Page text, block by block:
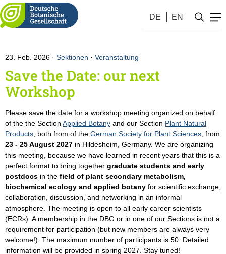
DE EN
Naturstoffe
23. Feb. 2026 Sektionen · Veranstaltung
Save the Date: our next
Workshop
Please save the date for a workshop meeting organized on behalf
of the the Section Applied Botany and our Section Plant Natural
Products , both from of the German Society for Plant Sciences , from
23 - 25 August 2027 in Hildesheim, Germany. We are organizing
this meeting, because we have learned in recent years that this is a
perfect format to bring together graduate students and early
postdocs in the field of plant secondary metabolism,
biochemical ecology and applied botany for scientific exchange,
collaboration, discussion, and networking in an informal
atmosphere. The meeting is open to all early career scientists
(ECRs). A membership in the DBG or in one of our Sections is not a
requirement for participation (but new members are always very
welcome!). The maximum number of participants is 50. Detailed
information will be provided in spring 2027. Stay tuned!